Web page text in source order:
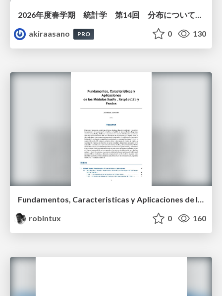
2026年度春学期 統計学 第14回 分布についての仮説を検証する ― 仮説検定（１） (2026. 7. 2)
akiraasano
PRO 0 130
robintux
0 160